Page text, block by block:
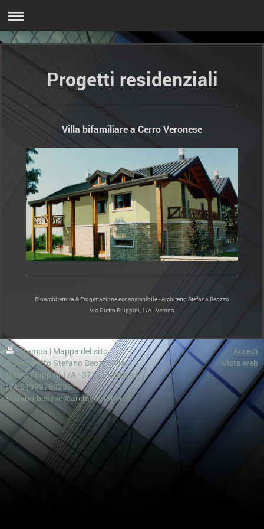
Progetti residenziali
Villa bifamiliare a Cerro Veronese
Bioarchitettura & Progettazione ecosostenibile - Architetto Stefano Beozzo
Via Dietro Filippini, 1/A - Verona
Stampa | Mappa del sito
© Architetto Stefano Beozzo Via
Dietro Filippini 1/A - 37121 Verona P.
IVA 01399780236
stefano.beozzo@archiworldpec.it
Accedi
Vista web